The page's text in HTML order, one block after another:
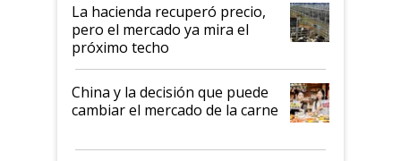
La hacienda recuperó precio,
pero el mercado ya mira el
próximo techo
China y la decisión que puede
cambiar el mercado de la carne